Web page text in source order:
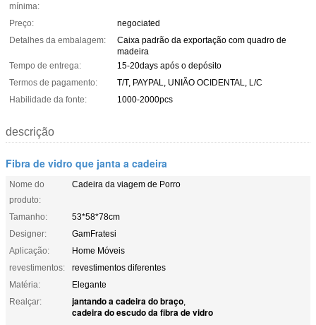
mínima:
Preço:
negociated
Detalhes da embalagem:
Caixa padrão da exportação com quadro de
madeira
Tempo de entrega:
15-20days após o depósito
Termos de pagamento:
T/T, PAYPAL, UNIÃO OCIDENTAL, L/C
Habilidade da fonte:
1000-2000pcs
descrição
Fibra de vidro que janta a cadeira
Nome do
produto:
Cadeira da viagem de Porro
Tamanho:
53*58*78cm
Designer:
GamFratesi
Aplicação:
Home Móveis
revestimentos:
revestimentos diferentes
Matéria:
Elegante
Realçar:
jantando a cadeira do braço,
cadeira do escudo da fibra de vidro